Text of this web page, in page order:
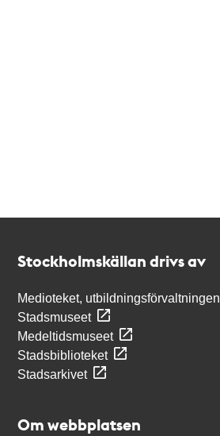
Stockholmskällan drivs av
Medioteket, utbildningsförvaltningen
Stadsmuseet
Medeltidsmuseet
Stadsbiblioteket
Stadsarkivet
Om webbplatsen